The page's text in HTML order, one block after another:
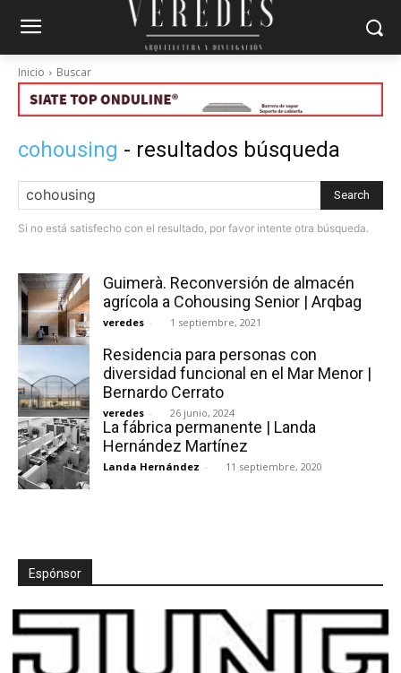
Inicio Buscar
cohousing - resultados búsqueda
Search
Si no está satisfecho con el resultado, por favor intente otra búsqueda.
Guimerà. Reconversión de almacén
agrícola a Cohousing Senior | Arqbag
veredes - 1 septiembre, 2021
Residencia para personas con
diversidad funcional en el Mar Menor |
Bernardo Cerrato
veredes - 26 junio, 2024
La fábrica permanente | Landa
Hernández Martínez
Landa Hernández - 11 septiembre, 2020
Espónsor